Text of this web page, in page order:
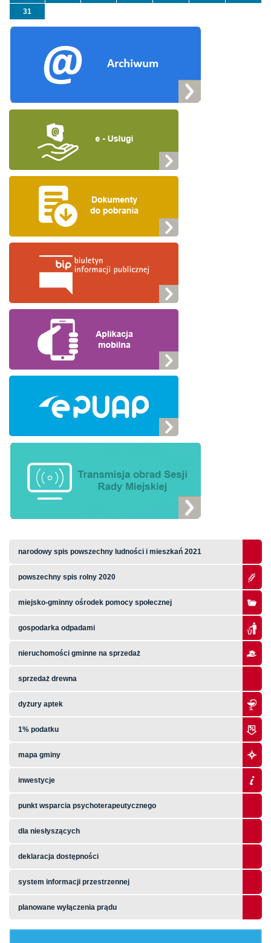
31
narodowy spis powszechny ludności i mieszkań 2021
powszechny spis rolny 2020
miejsko-gminny ośrodek pomocy społecznej
gospodarka odpadami
nieruchomości gminne na sprzedaż
sprzedaż drewna
dyżury aptek
1% podatku
mapa gminy
inwestycje
punkt wsparcia psychoterapeutycznego
dla niesłyszących
deklaracja dostępności
system informacji przestrzennej
planowane wyłączenia prądu